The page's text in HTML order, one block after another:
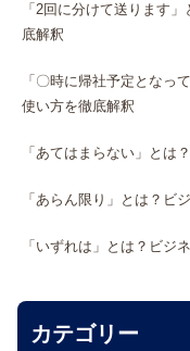
「2回に分けて送ります
底解釈
「〇時に帰社予定となっ
使い方を徹底解釈
「あてはまらない」とは
「あらん限り」とは？ビ
「いずれは」とは？ビジ
カテゴリー